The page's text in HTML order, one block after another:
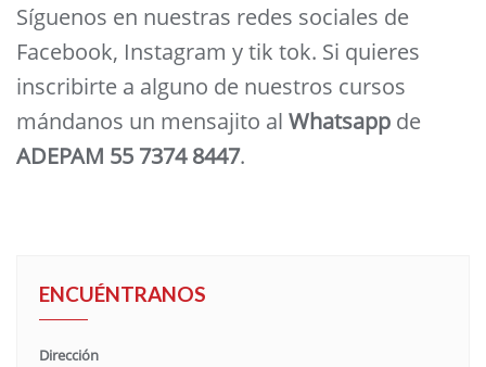
Síguenos en nuestras redes sociales de
Facebook, Instagram y tik tok. Si quieres
inscribirte a alguno de nuestros cursos
mándanos un mensajito al Whatsapp de
ADEPAM 55 7374 8447.
ENCUÉNTRANOS
Dirección